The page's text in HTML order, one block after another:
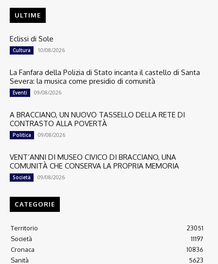
ULTIME
Eclissi di Sole
Cultura 10/08/2026
La Fanfara della Polizia di Stato incanta il castello di Santa
Severa: la musica come presidio di comunità
Eventi 09/08/2026
A BRACCIANO, UN NUOVO TASSELLO DELLA RETE DI
CONTRASTO ALLA POVERTÀ
Politica 09/08/2026
VENT’ANNI DI MUSEO CIVICO DI BRACCIANO, UNA
COMUNITÀ CHE CONSERVA LA PROPRIA MEMORIA
Società 09/08/2026
CATEGORIE
Territorio
23051
Società
11197
Cronaca
10836
Sanità
5623